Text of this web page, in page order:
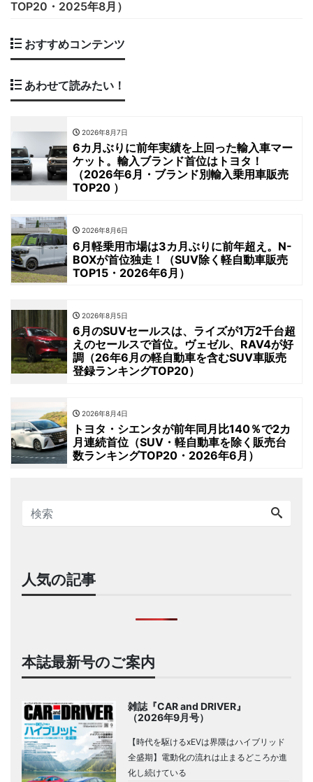
TOP20・2025年8月）
おすすめコンテンツ
あわせて読みたい！
2026年8月7日
6カ月ぶりに前年実績を上回った輸入車マー
ケット。輸入ブランド首位はトヨタ！
（2026年6月・ブランド別輸入乗用車販売
TOP20 ）
2026年8月6日
6月軽乗用市場は3カ月ぶりに前年超え。N-
BOXが首位独走！（SUV除く軽自動車販売
TOP15・2026年6月）
2026年8月5日
6月のSUVセールスは、ライズが1万2千台超
えのセールスで首位。ヴェゼル、RAV4が好
調（26年6月の軽自動車を含むSUV車販売
登録ランキングTOP20）
2026年8月4日
トヨタ・シエンタが前年同月比140％で2カ
月連続首位（SUV・軽自動車を除く販売台
数ランキングTOP20・2026年6月）
人気の記事
本誌最新号のご案内
雑誌『CAR and DRIVER』
（2026年9月号）
【時代を駆けるxEVは界隈はハイブリッド
全盛期】電動化の流れは止まるどころか進
化し続けている